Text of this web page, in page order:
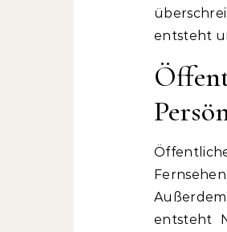
entsteht
entsteht